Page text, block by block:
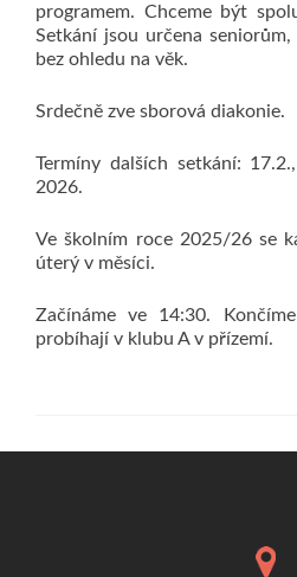
programem. Chceme být
Setkání jsou určena
bez ohledu na věk.
Srdečně zve sborová diakonie.
Termíny dalších setkání:
2026.
Ve školním roce 2025/26 se
úterý v měsíci.
Začínáme ve 14:30.
probíhají v klubu A v přízemí.